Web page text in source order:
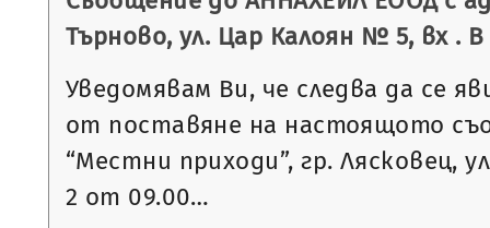
Търново, ул. Цар Калоян № 5, вх . В
Уведомявам Ви, че следва да се
от поставяне на настоящото
“Местни приходи”, гр. Лясковец,
2 от 09.00…